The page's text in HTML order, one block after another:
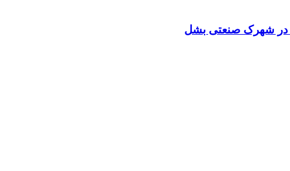
در شهرک صنعتی بشل